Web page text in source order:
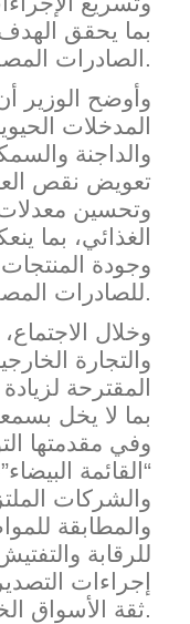
بما يحقق
الصادرات المصرية بمختلف القطاعات.
وأوضح الوزير
المدخلات
والداجنة
تعويض نقص
وتحسين معدلات
الغذائي، بما
وجودة المنتجات
للصادرات المصرية في الأسواق الخارجية.
وخلال
والتجارة
المقترحة
بما لا يخل
وفي مقدمتها
“القائمة
والشركات
والمطابقة
للرقابة
إجراءات
ثقة الأسواق الخارجية في المنتج المصري.